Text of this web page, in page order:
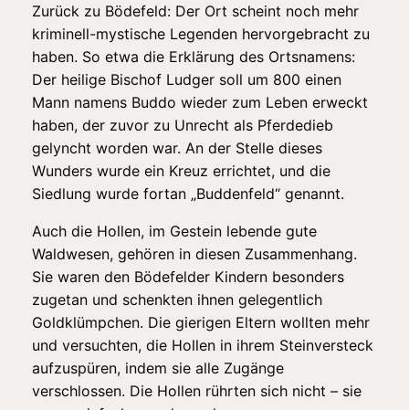
Zurück zu Bödefeld: Der Ort scheint noch mehr
kriminell-mystische Legenden hervorgebracht zu
haben. So etwa die Erklärung des Ortsnamens:
Der heilige Bischof Ludger soll um 800 einen
Mann namens Buddo wieder zum Leben erweckt
haben, der zuvor zu Unrecht als Pferdedieb
gelyncht worden war. An der Stelle dieses
Wunders wurde ein Kreuz errichtet, und die
Siedlung wurde fortan „Buddenfeld“ genannt.
Auch die Hollen, im Gestein lebende gute
Waldwesen, gehören in diesen Zusammenhang.
Sie waren den Bödefelder Kindern besonders
zugetan und schenkten ihnen gelegentlich
Goldklümpchen. Die gierigen Eltern wollten mehr
und versuchten, die Hollen in ihrem Steinversteck
aufzuspüren, indem sie alle Zugänge
verschlossen. Die Hollen rührten sich nicht – sie